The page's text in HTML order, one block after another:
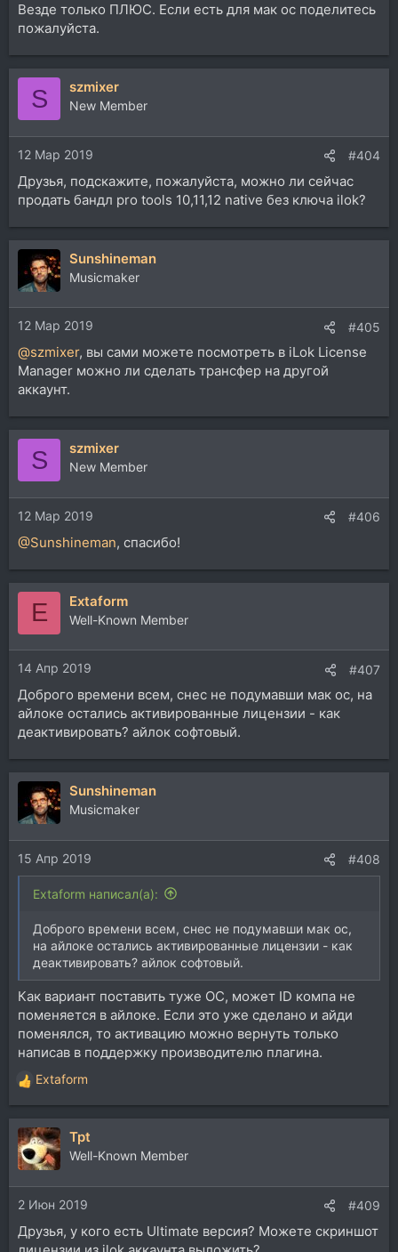
Везде только ПЛЮС. Если есть для мак ос поделитесь
пожалуйста.
S szmixer
New Member
12 Мар 2019 #404
Друзья, подскажите, пожалуйста, можно ли сейчас
продать бандл pro tools 10,11,12 native без ключа ilok?
Sunshineman
Musicmaker
12 Мар 2019 #405
@szmixer, вы сами можете посмотреть в iLok License
Manager можно ли сделать трансфер на другой
аккаунт.
S szmixer
New Member
12 Мар 2019 #406
@Sunshineman, спасибо!
E Extaform
Well-Known Member
14 Апр 2019 #407
Доброго времени всем, снес не подумавши мак ос, на
айлоке остались активированные лицензии - как
деактивировать? айлок софтовый.
Sunshineman
Musicmaker
15 Апр 2019 #408
Extaform написал(а):
Доброго времени всем, снес не подумавши мак ос,
на айлоке остались активированные лицензии - как
деактивировать? айлок софтовый.
Как вариант поставить туже ОС, может ID компа не
поменяется в айлоке. Если это уже сделано и айди
поменялся, то активацию можно вернуть только
написав в поддержку производителю плагина.
Р
е
а
к
ц
и
и
:
Extaform
Tpt
Well-Known Member
2 Июн 2019 #409
Друзья, у кого есть Ultimate версия? Можете скриншот